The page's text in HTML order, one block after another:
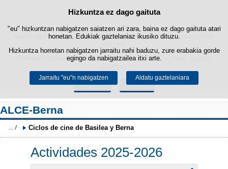
Cookie politika
Webgune honek berezko cookie-ak erabiltzen ditu nabigazioa errazteko
eta hirugarrenen cookie-ak erabilera- eta gogobetetasun-estatistikak
Informazio gehiago lor dezakezu gure "Cookie-ak" atalean,
Onartu Ukatu
Hizkuntza ez dago gaituta
"eu" hizkuntzan nabigatzen saiatzen ari zara, baina ez dago gaituta atari
honetan. Edukiak gaztelaniaz ikusiko dituzu.
Hizkuntza horretan nabigatzen jarraitu nahi baduzu, zure erabakia gorde
egingo da nabigatzailea itxi arte.
Jarraitu "eu"n nabigatzen Aldatu gaztelaniara
Edukira salto egin
ALCE-Berna
Ciclos de cine de Basilea y Berna
Actividades 2025-2026